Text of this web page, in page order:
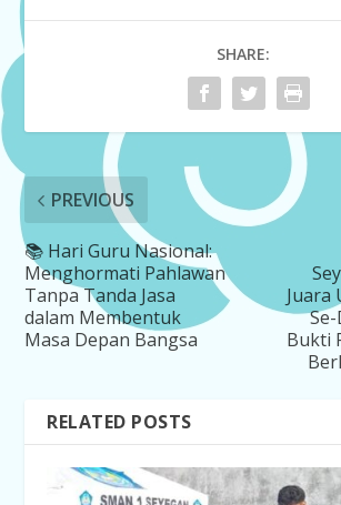
SHARE:
PREVIOUS
📚 Hari Guru Nasional:
Menghormati Pahlawan
Tanpa Tanda Jasa
dalam Membentuk
Masa Depan Bangsa
Juara
Bukti
RELATED POSTS